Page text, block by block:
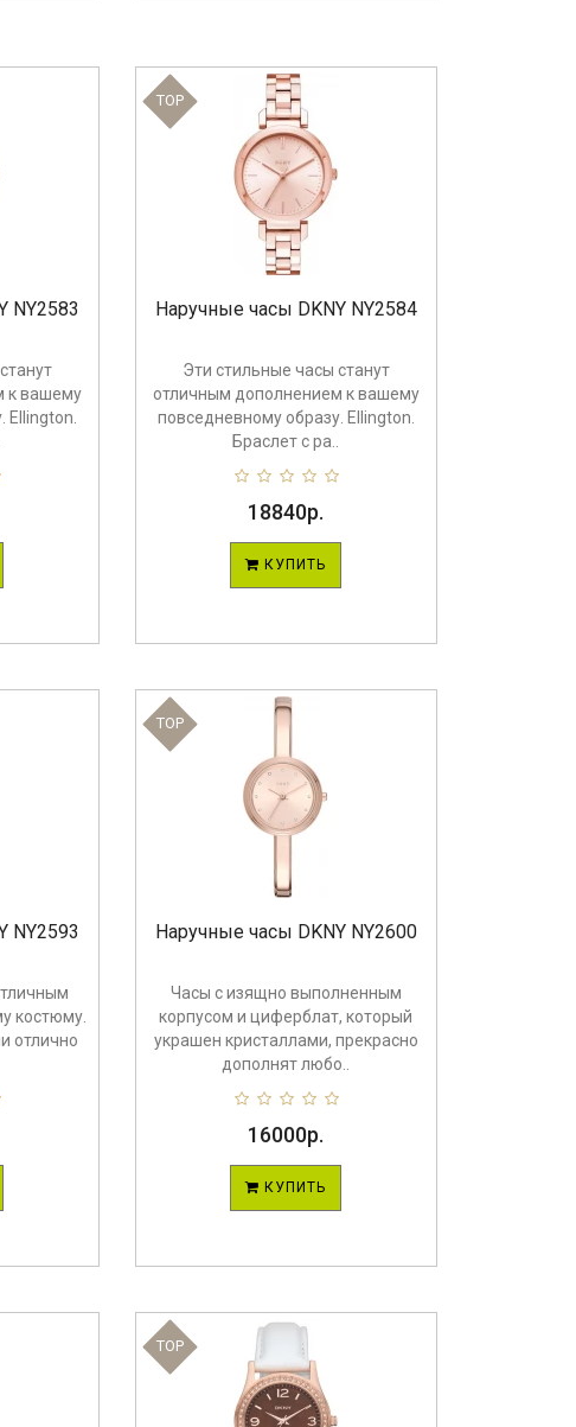
NY2583
к вашему
Ellington.
TOP
Наручные часы DKNY NY2584
Эти стильные часы станут
отличным дополнением к вашему
повседневному образу. Ellington.
Браслет с ра..
18840р.
КУПИТЬ
NY2593
костюму.
отлично
TOP
Наручные часы DKNY NY2600
Часы с изящно выполненным
корпусом и циферблат, который
украшен кристаллами, прекрасно
дополнят любо..
16000р.
КУПИТЬ
TOP